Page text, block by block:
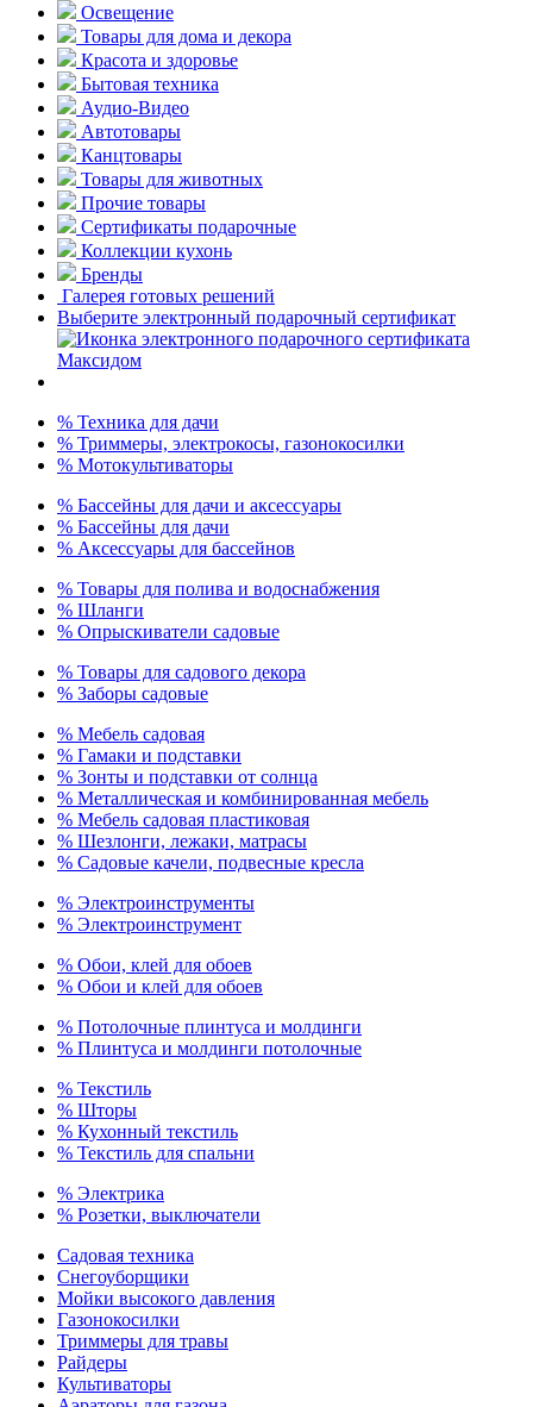
Освещение
Товары для дома и декора
Красота и здоровье
Бытовая техника
Аудио-Видео
Автотовары
Канцтовары
Товары для животных
Прочие товары
Сертификаты подарочные
Коллекции кухонь
Бренды
Галерея готовых решений
Выберите электронный подарочный сертификат
% Техника для дачи
% Триммеры, электрокосы, газонокосилки
% Мотокультиваторы
% Бассейны для дачи и аксессуары
% Бассейны для дачи
% Аксессуары для бассейнов
% Товары для полива и водоснабжения
% Шланги
% Опрыскиватели садовые
% Товары для садового декора
% Заборы садовые
% Мебель садовая
% Гамаки и подставки
% Зонты и подставки от солнца
% Металлическая и комбинированная мебель
% Мебель садовая пластиковая
% Шезлонги, лежаки, матрасы
% Садовые качели, подвесные кресла
% Электроинструменты
% Электроинструмент
% Обои, клей для обоев
% Обои и клей для обоев
% Потолочные плинтуса и молдинги
% Плинтуса и молдинги потолочные
% Текстиль
% Шторы
% Кухонный текстиль
% Текстиль для спальни
% Электрика
% Розетки, выключатели
Садовая техника
Снегоуборщики
Мойки высокого давления
Газонокосилки
Триммеры для травы
Райдеры
Культиваторы